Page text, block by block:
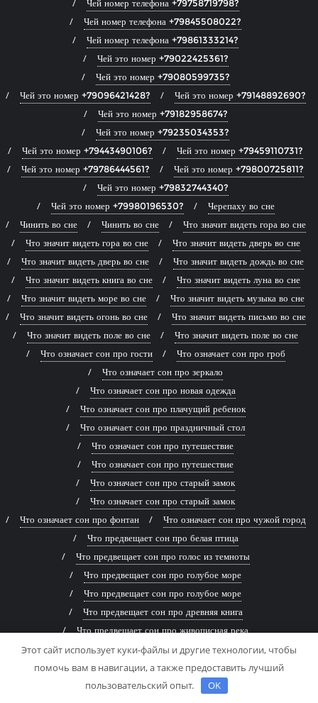
Чей номер телефона +79758719798?
Чей номер телефона +79845508022?
Чей номер телефона +79861333214?
Чей это номер +79022425361?
Чей это номер +79080599735?
Чей это номер +79096421428?
Чей это номер +79148892690?
Чей это номер +79182958674?
Чей это номер +79235034353?
Чей это номер +79443490106?
Чей это номер +79459110731?
Чей это номер +79786444561?
Чей это номер +79800725811?
Чей это номер +79832744340?
Чей это номер +79980196530?
Черепаху во сне
Чинить во сне
Чинить во сне
Что значит видеть гора во сне
Что значит видеть гора во сне
Что значит видеть дверь во сне
Что значит видеть дверь во сне
Что значит видеть дождь во сне
Что значит видеть книга во сне
Что значит видеть луна во сне
Что значит видеть море во сне
Что значит видеть музыка во сне
Что значит видеть огонь во сне
Что значит видеть письмо во сне
Что значит видеть поле во сне
Что значит видеть поле во сне
Что означает сон про гости
Что означает сон про гроб
Что означает сон про зеркало
Что означает сон про новая одежда
Что означает сон про плачущий ребенок
Что означает сон про праздничный стол
Что означает сон про путешествие
Что означает сон про путешествие
Что означает сон про старый замок
Что означает сон про старый замок
Что означает сон про фонтан
Что означает сон про чужой город
Что предвещает сон про белая птица
Что предвещает сон про голос из темноты
Что предвещает сон про голубое море
Что предвещает сон про голубое море
Что предвещает сон про древняя книга
Что предвещает сон про живописная река
Что предвещает сон про заброшенный дом
Что предвещает сон про заброшенный дом
Что предвещает сон про змей
Этот сайт использует куки-файлы и другие технологии, чтобы
помочь вам в навигации, а также предоставить лучший
пользовательский опыт.
OK